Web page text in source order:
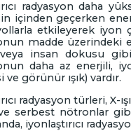
radyasyon daha
içinden geçerken
etkileyerek iyon
madde üzerindeki
insan dokusu
daha az enerjili,
ve görünür ışık) vardır.
radyasyon türleri, X-
serbest nötronlar gibi
iyonlaştırıcı